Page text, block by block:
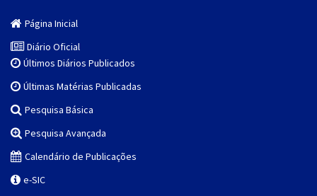
Página Inicial
Diário Oficial
Últimos Diários Publicados
Últimas Matérias Publicadas
Pesquisa Básica
Pesquisa Avançada
Calendário de Publicações
e-SIC